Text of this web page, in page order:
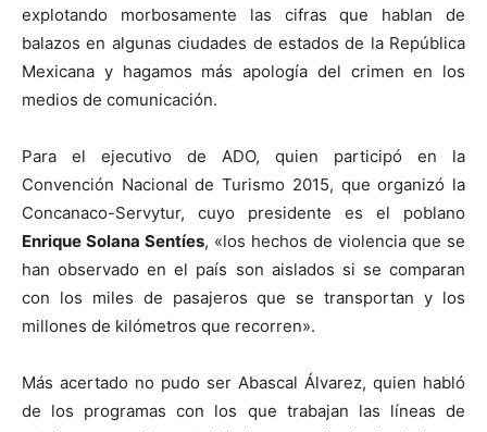
explotando morbosamente las cifras que hablan de
balazos en algunas ciudades de estados de la República
Mexicana y hagamos más apología del crimen en los
medios de comunicación.
Para el ejecutivo de ADO, quien participó en la
Convención Nacional de Turismo 2015, que organizó la
Concanaco-Servytur, cuyo presidente es el poblano
Enrique Solana Sentíes, «los hechos de violencia que se
han observado en el país son aislados si se comparan
con los miles de pasajeros que se transportan y los
millones de kilómetros que recorren».
Más acertado no pudo ser Abascal Álvarez, quien habló
de los programas con los que trabajan las líneas de